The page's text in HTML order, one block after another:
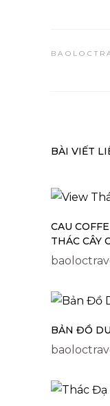
BÀI VIẾT
CAU
THÁC CÂY
BẢN ĐỒ